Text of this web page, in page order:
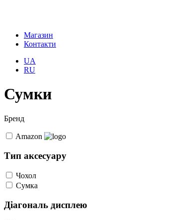
Магазин
Контакти
UA
RU
Сумки
Бренд
Amazon
Tип аксесуару
Чохол
Сумка
Діагональ дисплею